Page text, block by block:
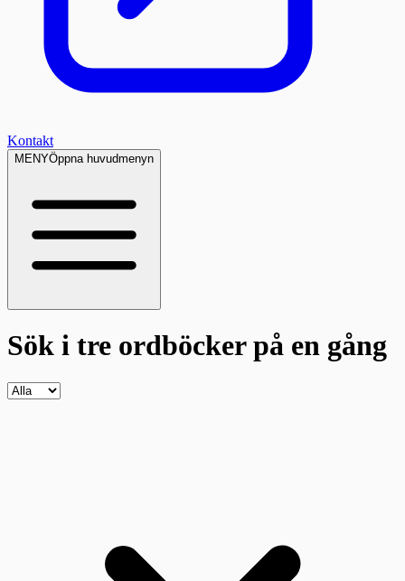
Kontakt
MENYÖppna huvudmenyn
Sök i tre ordböckerpå en gång